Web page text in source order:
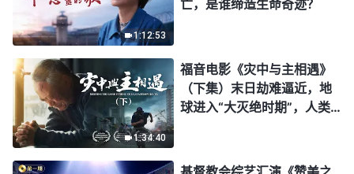
1:12:53
亡，是谁缔造生命奇迹？
1:34:40
福音电影《灾中与主相遇》
（下集）末日劫难逼近，地
球进入“大灭绝时期”，人类